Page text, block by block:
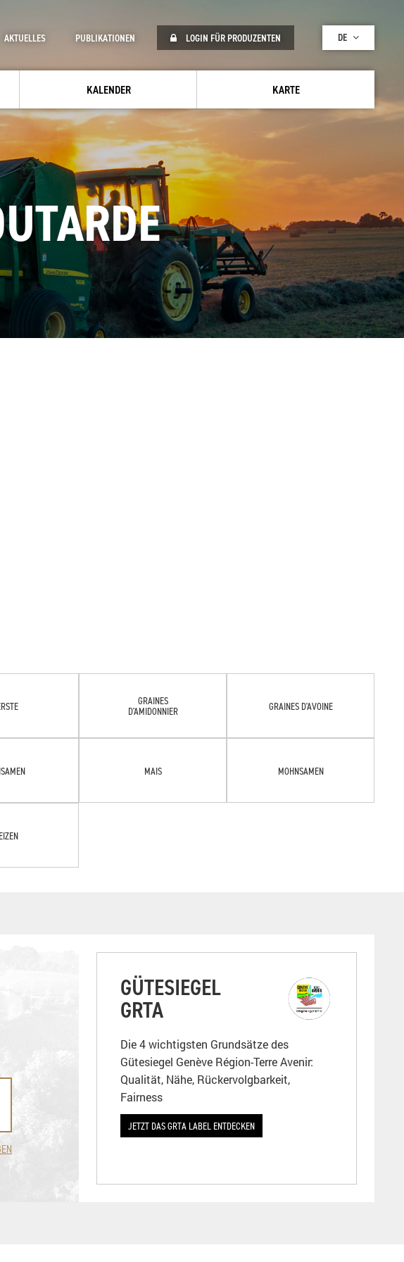
KALENDER KARTE
AKTUELLES PUBLIKATIONEN LOGIN FÜR PRODUZENTEN DE
GRAINES
D'AMIDONNIER
GRAINES D'AVOINE
MAIS MOHNSAMEN
GÜTESIEGEL
GRTA
Die 4 wichtigsten Grundsätze des
Gütesiegel Genève Région-Terre Avenir:
Qualität, Nähe, Rückervolgbarkeit,
Fairness
JETZT DAS GRTA LABEL ENTDECKEN